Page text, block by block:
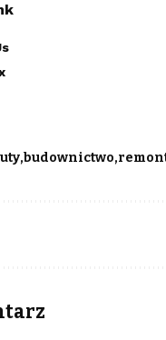
budownictwo